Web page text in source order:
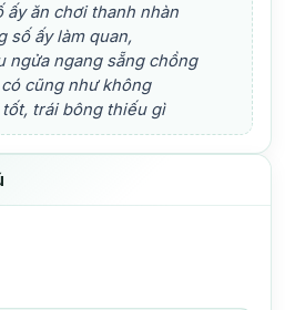
ấy ăn chơi thanh nhàn
số ấy làm quan,
ngửa ngang sẵng chồng
cũng như không
trái bông thiếu gì